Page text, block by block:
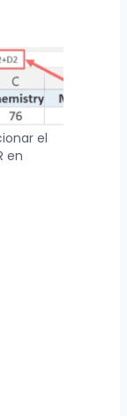
el
en